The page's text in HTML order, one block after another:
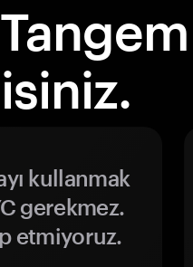
kullanmak
gerekmez.
etmiyoruz.